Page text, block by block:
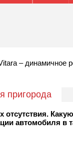
– динамичное
пригорода
отсутствия.
автомобиля в